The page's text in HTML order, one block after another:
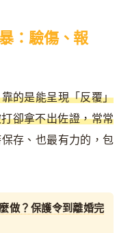
：驗傷、報
的是能呈現「反覆」
卻拿不出佐證，常常
存、也最有力的，包
做？保護令到離婚完